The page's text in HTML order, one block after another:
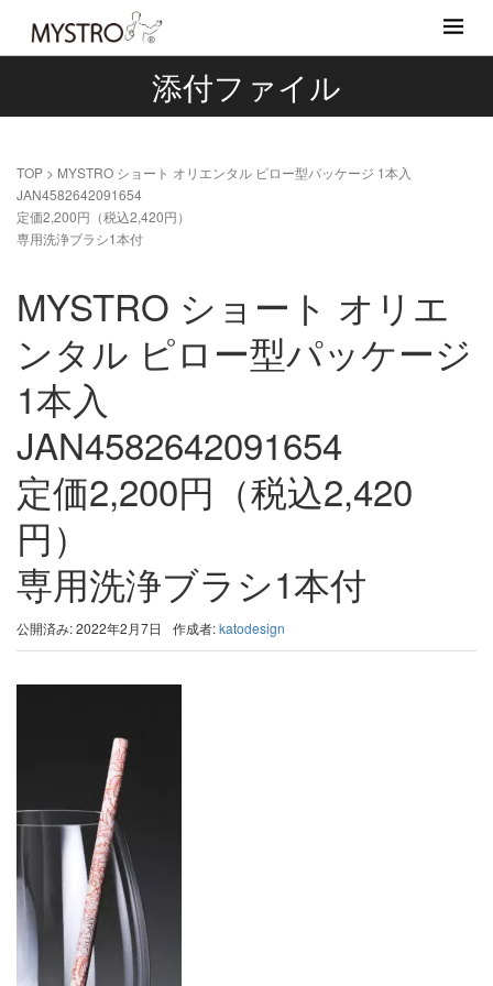
添付ファイル
TOP > MYSTRO ショート オリエンタル ピロー型パッケージ 1本入
JAN4582642091654
定価2,200円（税込2,420円）
専用洗浄ブラシ1本付
MYSTRO ショート オリエ
ンタル ピロー型パッケージ
1本入
JAN4582642091654
定価2,200円（税込2,420
円）
専用洗浄ブラシ1本付
公開済み: 2022年2月7日 作成者:katodesign